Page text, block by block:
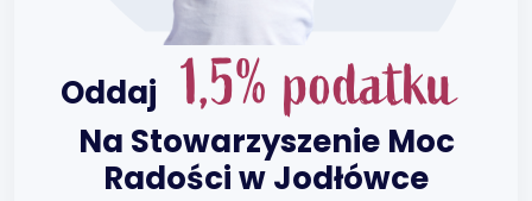
Oddaj 1,5% podatku
Na Stowarzyszenie Moc
Radości w Jodłówce